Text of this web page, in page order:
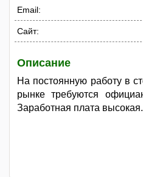
Email:
Сайт:
Описание
На постоянную работу в
рынке требуются
Заработная плата